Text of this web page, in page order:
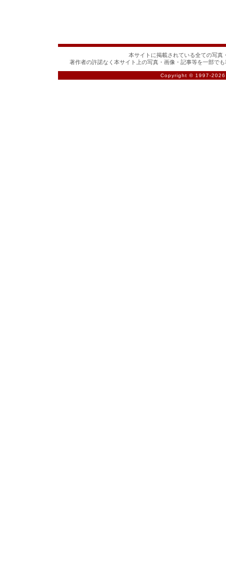
本サイトに掲載されている全ての写真
著作者の許諾なく本サイト上の写真・画像・記事等を一部で
Copyright © 1997-